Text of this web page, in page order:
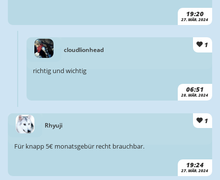
19:20
27. MÄR. 2024
cloudlionhead
1
06:51
28. MÄR. 2024
richtig und wichtig
Rhyuji
1
19:24
27. MÄR. 2024
Für knapp 5€ monatsgebür recht brauchbar.